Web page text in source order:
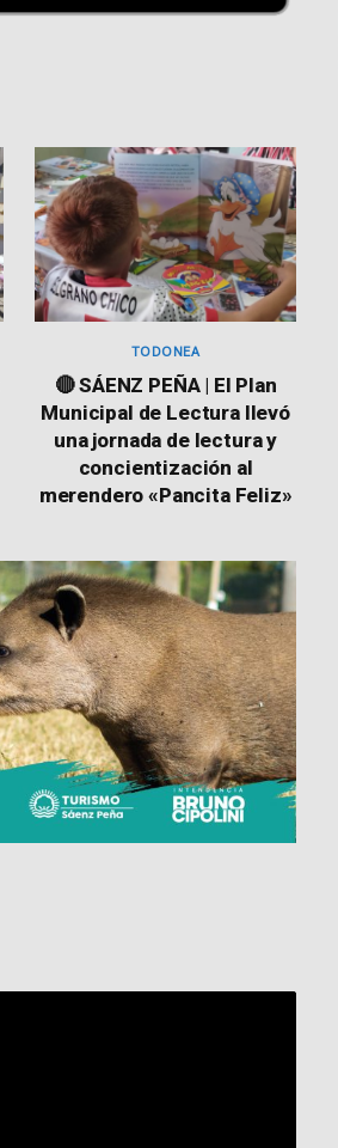
TODONEA
🔴 SÁENZ PEÑA | El Plan
Municipal de Lectura llevó
una jornada de lectura y
concientización al
merendero «Pancita Feliz»